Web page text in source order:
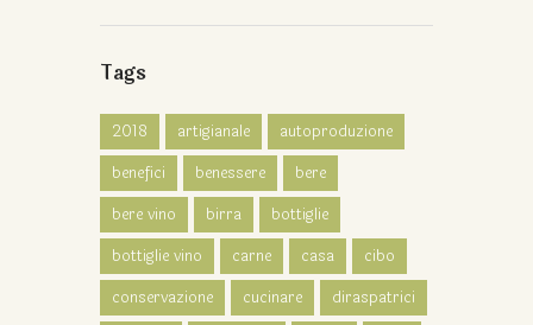
Tags
2018 artigianale
autoproduzione
benefici
benessere
bere
bere vino
birra
bottiglie
bottiglie vino
carne casa
cibo
conservazione
cucinare
diraspatrici